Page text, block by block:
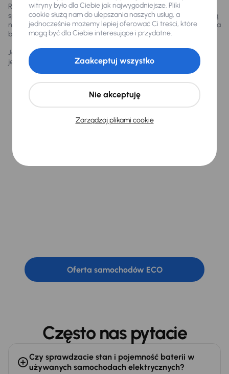
Różni producenci prezentują tę rezerwę na różne sposoby, co
sprawia, że wartości wejściowe używane do obliczenia SoH mogą
nie odpowiadać rzeczywistości ani faktycznemu spadkowi zdrowia
baterii.
Jedynym sposobem, aby poznać rzeczywistą kondycję baterii, jest
jej niezależna ocena — Aviloo SoH.
Dwie perspektywy,
Oferta samochodów ECO
Często nas pytacie
Czy sprawdzacie stan i pojemność baterii w
używanych samochodach elektrycznych?
witryny było dla Ciebie jak najwygodniejsze. Pliki
cookie służą nam do ulepszania naszych usług, a
jednocześnie możemy lepiej oferować Ci treści, które
mogą być dla Ciebie interesujące i przydatne.
Zarządzaj plikami cookie
Nie akceptuję
Zaakceptuj wszystko